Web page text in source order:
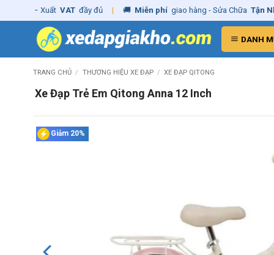
to
VAT đầy đủ | 🚚 Miễn phí giao hàng - Sửa Chữa Tận Nhà ✓
DANH
TRANG CHỦ / THƯƠNG HIỆU XE ĐẠP / XE ĐẠP QITONG
Xe Đạp Trẻ Em Qitong Anna 12 Inch
Giảm 20%